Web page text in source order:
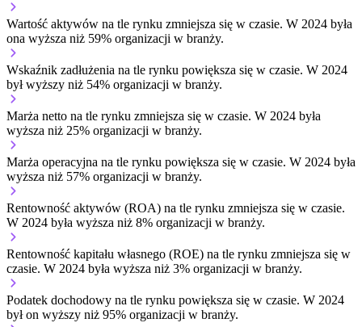
Wartość aktywów na tle rynku zmniejsza się w czasie. W 2024 była
ona wyższa niż 59% organizacji w branży.
Wskaźnik zadłużenia na tle rynku powiększa się w czasie. W 2024
był wyższy niż 54% organizacji w branży.
Marża netto na tle rynku zmniejsza się w czasie. W 2024 była
wyższa niż 25% organizacji w branży.
Marża operacyjna na tle rynku powiększa się w czasie. W 2024 była
wyższa niż 57% organizacji w branży.
Rentowność aktywów (ROA) na tle rynku zmniejsza się w czasie.
W 2024 była wyższa niż 8% organizacji w branży.
Rentowność kapitału własnego (ROE) na tle rynku zmniejsza się w
czasie. W 2024 była wyższa niż 3% organizacji w branży.
Podatek dochodowy na tle rynku powiększa się w czasie. W 2024
był on wyższy niż 95% organizacji w branży.